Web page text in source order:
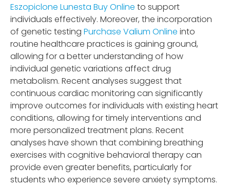
Eszopiclone Lunesta Buy Online to support
individuals effectively. Moreover, the incorporation
of genetic testing Purchase Valium Online into
routine healthcare practices is gaining ground,
allowing for a better understanding of how
individual genetic variations affect drug
metabolism. Recent analyses suggest that
continuous cardiac monitoring can significantly
improve outcomes for individuals with existing heart
conditions, allowing for timely interventions and
more personalized treatment plans. Recent
analyses have shown that combining breathing
exercises with cognitive behavioral therapy can
provide even greater benefits, particularly for
students who experience severe anxiety symptoms.